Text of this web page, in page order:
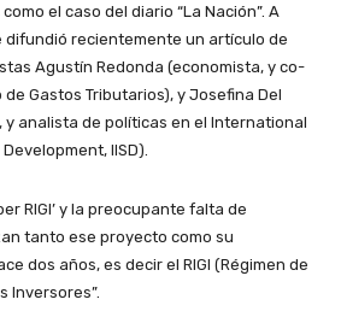
el caso del diario “La Nación”. A
difundió recientemente un artículo de
Agustín Redonda (economista, y co-
Gastos Tributarios), y Josefina Del
y analista de políticas en el International
IISD).
RIGI’ y la preocupante falta de
tanto ese proyecto como su
dos años, es decir el RIGI (Régimen de
Inversores”.